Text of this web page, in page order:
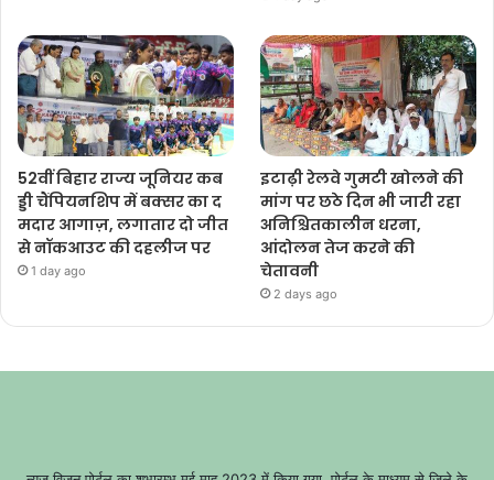
52वीं बिहार राज्य जूनियर कब
ड्डी चैंपियनशिप में बक्सर का द
मदार आगाज़, लगातार दो जीत
से नॉकआउट की दहलीज पर
1 day ago
इटाढ़ी रेलवे गुमटी खोलने की
मांग पर छठे दिन भी जारी रहा
अनिश्चितकालीन धरना,
आंदोलन तेज करने की
चेतावनी
2 days ago